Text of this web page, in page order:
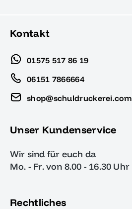
Kontakt
01575 517 86 19
06151 7866664
shop@schuldruckerei.com
Unser Kundenservice
Wir sind für euch da
Mo. - Fr. von 8.00 - 16.30 Uhr
Rechtliches